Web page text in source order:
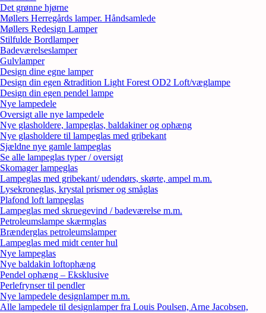
Det grønne hjørne
Møllers Herregårds lamper. Håndsamlede
Møllers Redesign Lamper
Stilfulde Bordlamper
Badeværelseslamper
Gulvlamper
Design dine egne lamper
Design din egen &tradition Light Forest OD2 Loft/væglampe
Design din egen pendel lampe
Nye lampedele
Oversigt alle nye lampedele
Nye glasholdere, lampeglas, baldakiner og ophæng
Nye glasholdere til lampeglas med gribekant
Sjældne nye gamle lampeglas
Se alle lampeglas typer / oversigt
Skomager lampeglas
Lampeglas med gribekant/ udendørs, skørte, ampel m.m.
Lysekroneglas, krystal prismer og småglas
Plafond loft lampeglas
Lampeglas med skruegevind / badeværelse m.m.
Petroleumslampe skærmglas
Brænderglas petroleumslamper
Lampeglas med midt center hul
Nye lampeglas
Nye baldakin loftophæng
Pendel ophæng – Eksklusive
Perlefrynser til pendler
Nye lampedele designlamper m.m.
Alle lampedele til designlamper fra Louis Poulsen, Arne Jacobsen,